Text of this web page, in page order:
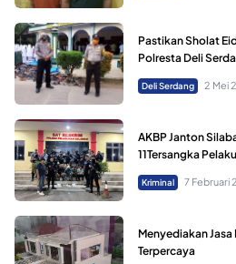
Pastikan Sholat
Polresta Deli
Deli Serdang 2 Mei
AKBP Janton
11Tersangka
Kriminal 7 Februari
Menyediakan
Terpercaya